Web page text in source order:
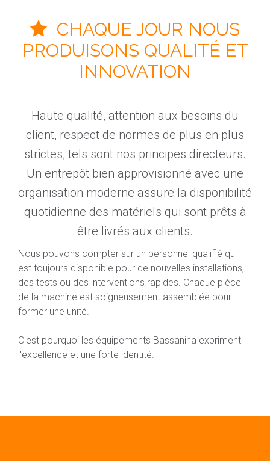
CHAQUE JOUR NOUS
PRODUISONS QUALITÉ ET
INNOVATION
Haute qualité, attention aux besoins du
client, respect de normes de plus en plus
strictes, tels sont nos principes directeurs.
Un entrepôt bien approvisionné avec une
organisation moderne assure la disponibilité
quotidienne des matériels qui sont prêts à
être livrés aux clients.
Nous pouvons compter sur un personnel qualifié qui
est toujours disponible pour de nouvelles installations,
des tests ou des interventions rapides. Chaque pièce
de la machine est soigneusement assemblée pour
former une unité.
C'est pourquoi les équipements Bassanina expriment
l'excellence et une forte identité.